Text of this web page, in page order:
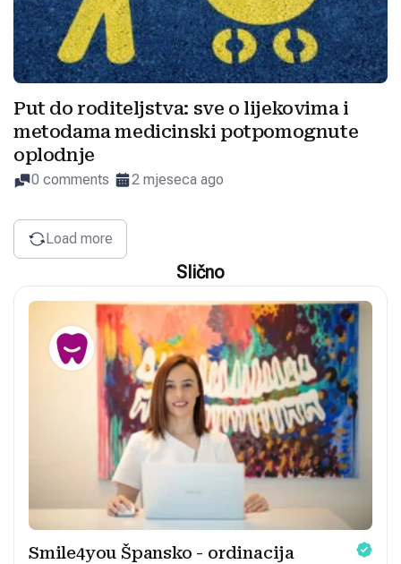
Put do roditeljstva: sve o lijekovima i
metodama medicinski potpomognute
oplodnje
0 comments 2 mjeseca ago
Load more
Slično
Smile4you Špansko - ordinacija